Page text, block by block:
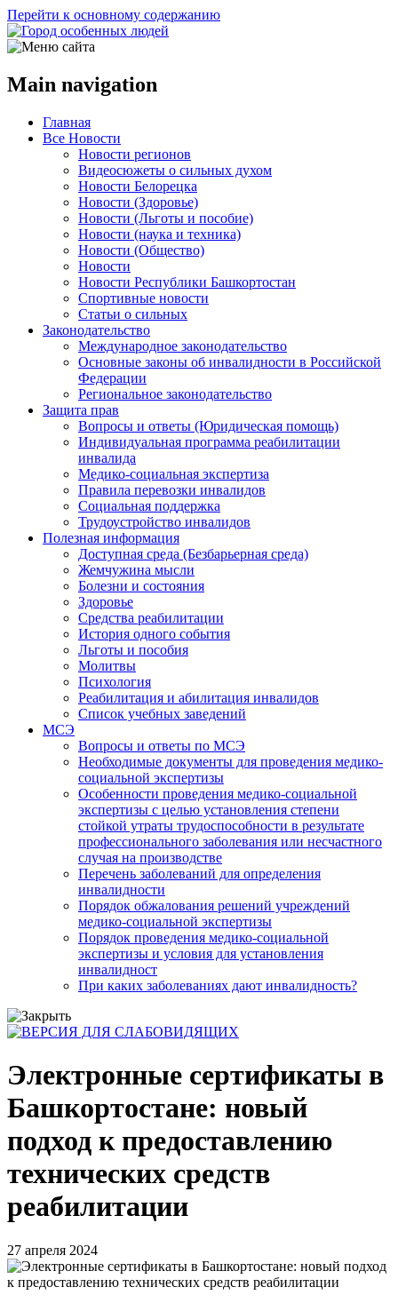
Перейти к основному содержанию
Main navigation
Главная
Все Новости
Новости регионов
Видеосюжеты о сильных духом
Новости Белорецка
Новости (Здоровье)
Новости (Льготы и пособие)
Новости (наука и техника)
Новости (Общество)
Новости
Новости Республики Башкортостан
Спортивные новости
Статьи о сильных
Законодательство
Международное законодательство
Основные законы об инвалидности в Российской
Федерации
Региональное законодательство
Защита прав
Вопросы и ответы (Юридическая помощь)
Индивидуальная программа реабилитации
инвалида
Медико-социальная экспертиза
Правила перевозки инвалидов
Социальная поддержка
Трудоустройство инвалидов
Полезная информация
Доступная среда (Безбарьерная среда)
Жемчужина мысли
Болезни и состояния
Здоровье
Средства реабилитации
История одного события
Льготы и пособия
Молитвы
Психология
Реабилитация и абилитация инвалидов
Список учебных заведений
МСЭ
Вопросы и ответы по МСЭ
Необходимые документы для проведения медико-
социальной экспертизы
Особенности проведения медико-социальной
экспертизы с целью установления степени
стойкой утраты трудоспособности в результате
профессионального заболевания или несчастного
случая на производстве
Перечень заболеваний для определения
инвалидности
Порядок обжалования решений учреждений
медико-социальной экспертизы
Порядок проведения медико-социальной
экспертизы и условия для установления
инвалидност
При каких заболеваниях дают инвалидность?
Электронные сертификаты в
Башкортостане: новый
подход к предоставлению
технических средств
реабилитации
27 апреля 2024